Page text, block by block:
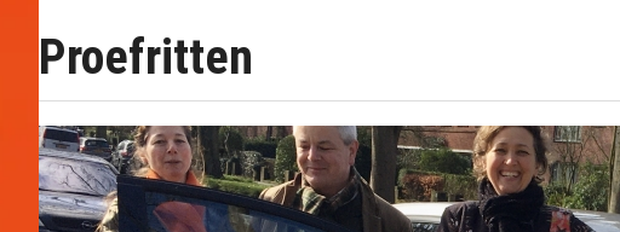
Proefritten